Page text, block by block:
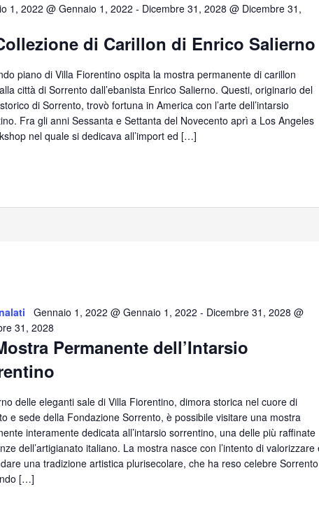
di Carillon di Enrico Salierno
1, 2022 @ Gennaio 1, 2022 - Dicembre 31, 2028 @ Dicembre 31,
piano di Villa Fiorentino ospita la mostra permanente di carillon
città di Sorrento dall’ebanista Enrico Salierno. Questi, originario del
di Sorrento, trovò fortuna in America con l’arte dell’intarsio
Fra gli anni Sessanta e Settanta del Novecento aprì a Los Angeles
nel quale si dedicava all’import ed […]
Permanente dell’Intarsio
Gennaio 1, 2022 @ Gennaio 1, 2022 - Dicembre 31, 2028 @
31, 2028
delle eleganti sale di Villa Fiorentino, dimora storica nel cuore di
e sede della Fondazione Sorrento, è possibile visitare una mostra
interamente dedicata all’intarsio sorrentino, una delle più raffinate
dell’artigianato italiano. La mostra nasce con l’intento di valorizzare
una tradizione artistica plurisecolare, che ha reso celebre Sorrento
[…]